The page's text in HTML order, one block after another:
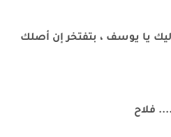
يا يوسف ، بتفتخر إن أصلك
فلاح